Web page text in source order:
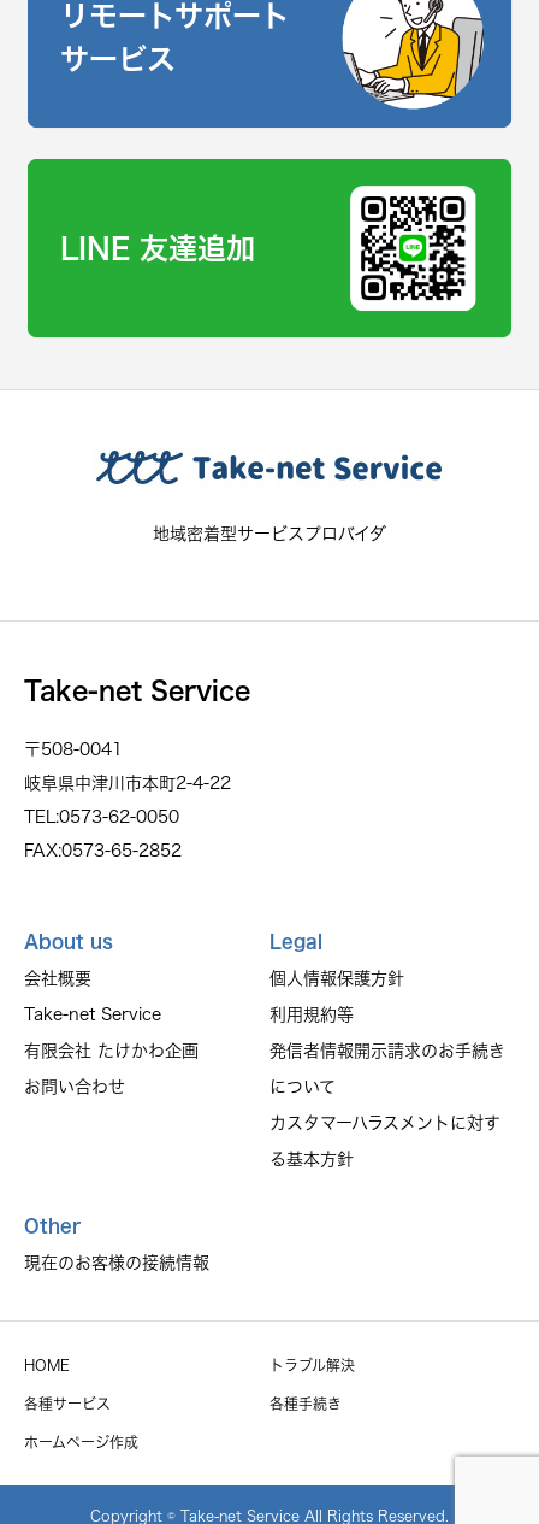
リモートサポート
サービス
LINE 友達追加
地域密着型サービスプロバイダ
Take-net Service
〒508-0041
岐阜県中津川市本町2-4-22
TEL:0573-62-0050
FAX:0573-65-2852
About us
会社概要
Take-net Service
有限会社 たけかわ企画
お問い合わせ
Legal
個人情報保護方針
利用規約等
発信者情報開示請求のお手続き
について
カスタマーハラスメントに対す
る基本方針
Other
現在のお客様の接続情報
HOME トラブル解決
各種サービス 各種手続き
ホームページ作成
Copyright © Take-net Service All Rights Reserved.